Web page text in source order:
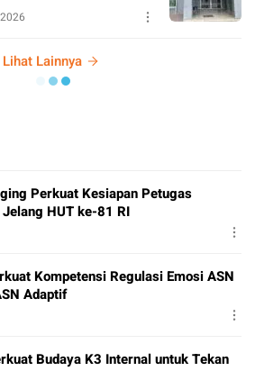
Lihat Lainnya
Perkuat Kesiapan Petugas
HUT ke-81 RI
Kompetensi Regulasi Emosi ASN
Adaptif
Budaya K3 Internal untuk Tekan